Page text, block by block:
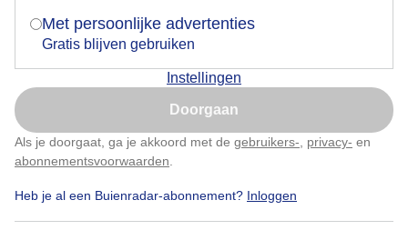
Met persoonlijke advertenties
Gratis blijven gebruiken
Instellingen
Doorgaan
Als je doorgaat, ga je akkoord met de gebruikers- privacy- en
abonnementsvoorwaarden
Heb je al een Buienradar-abonnement? Inloggen
Lente
Zomer
Over Buienradar
Nu niet, misschien later
Klik hierom dit aan te passen